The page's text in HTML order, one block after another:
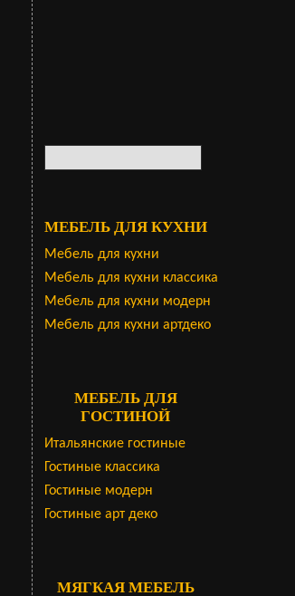
МЕБЕЛЬ ДЛЯ КУХНИ
Мебель для кухни
Мебель для кухни классика
Мебель для кухни модерн
Мебель для кухни артдеко
МЕБЕЛЬ ДЛЯ
ГОСТИНОЙ
Итальянские гостиные
Гостиные классика
Гостиные модерн
Гостиные арт деко
МЯГКАЯ МЕБЕЛЬ